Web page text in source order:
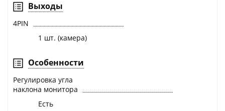
Выходы
4PIN
1 шт. (камера)
Особенности
Регулировка угла
наклона монитора
Есть